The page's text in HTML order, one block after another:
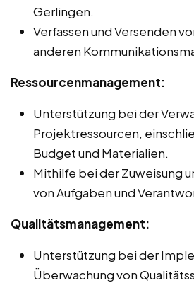
Gerlingen.
Verfassen und Versenden
anderen
Ressourcenmanagement:
Unterstützung bei der
Projektressourcen,
Budget und Materialien.
Mithilfe bei der Zuweisung
von Aufgaben und
Qualitätsmanagement:
Unterstützung bei der
Überwachung von